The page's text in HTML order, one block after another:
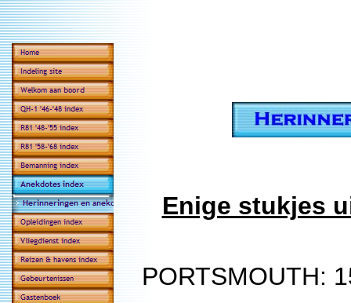
Enige stukjes
PORTSMOUTH: